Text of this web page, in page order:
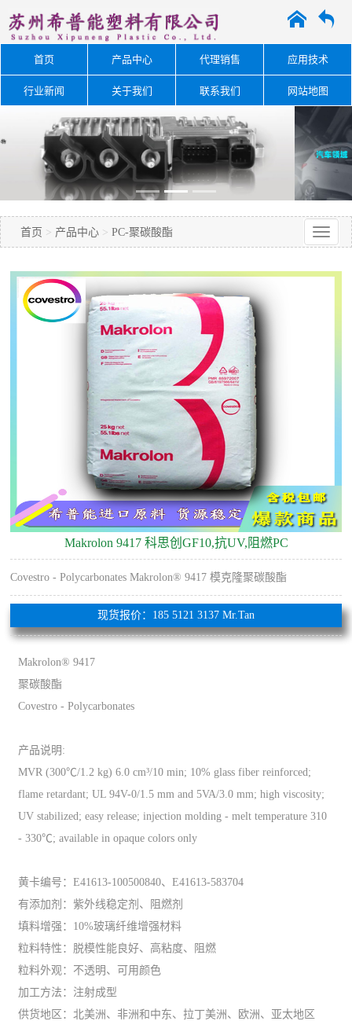
A O
首页 产品中心 代理销售 应用技术
行业新闻 关于我们 联系我们 网站地图
首页 > 产品中心 > PC-聚碳酸酯
Makrolon 9417 科思创GF10,抗UV,阻燃PC
Covestro - Polycarbonates Makrolon® 9417 模克隆聚碳酸酯
现货报价：185 5121 3137 Mr.Tan
Makrolon® 9417
聚碳酸酯
Covestro - Polycarbonates
产品说明:
MVR (300℃/1.2 kg) 6.0 cm³/10 min; 10% glass fiber reinforced;
flame retardant; UL 94V-0/1.5 mm and 5VA/3.0 mm; high viscosity;
UV stabilized; easy release; injection molding - melt temperature 310
- 330℃; available in opaque colors only
黄卡编号：E41613-100500840、E41613-583704
有添加剂：紫外线稳定剂、阻燃剂
填料增强：10%玻璃纤维增强材料
粒料特性：脱模性能良好、高粘度、阻燃
粒料外观：不透明、可用颜色
加工方法：注射成型
供货地区：北美洲、非洲和中东、拉丁美洲、欧洲、亚太地区